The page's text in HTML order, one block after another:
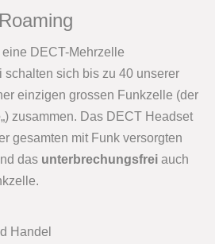
DECT-Mehrzelle
schalten sich bis zu 40 unserer
einzigen grossen Funkzelle (der
„) zusammen. Das DECT Headset
gesamten mit Funk versorgten
das unterbrechungsfrei auch
Handel